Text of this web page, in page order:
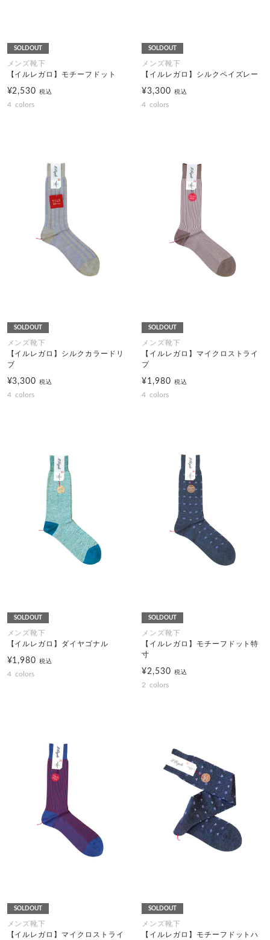
SOLDOUT
メンズ靴下
【イルレガロ】モチーフドット
¥2,530税込
4 colors
SOLDOUT
メンズ靴下
【イルレガロ】シルクペイズレー
¥3,300 税込
4 colors
SOLDOUT
メンズ靴下
【イルレガロ】シルクカラードリ
ブ
¥3,300税込
4 colors
SOLDOUT
メンズ靴下
【イルレガロ】マイクロストライ
プ
¥1,980 税込
4 colors
SOLDOUT
メンズ靴下
【イルレガロ】ダイヤゴナル
¥1,980税込
4 colors
SOLDOUT
メンズ靴下
【イルレガロ】モチーフドット特
寸
¥2,530 税込
2 colors
SOLDOUT
メンズ靴下
【イルレガロ】マイクロストライ
SOLDOUT
メンズ靴下
【イルレガロ】モチーフドットハ